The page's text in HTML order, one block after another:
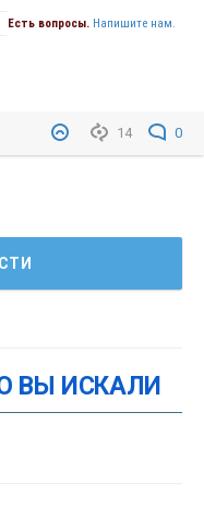
Есть вопросы. Напишите нам.
14 0
ВЫ ИСКАЛИ